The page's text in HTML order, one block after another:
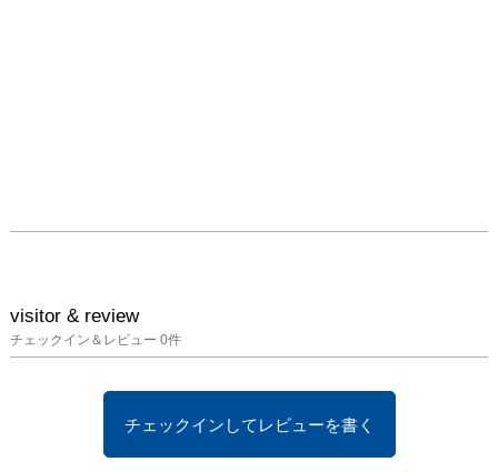
visitor & review
チェックイン＆レビュー 0件
チェックインしてレビューを書く